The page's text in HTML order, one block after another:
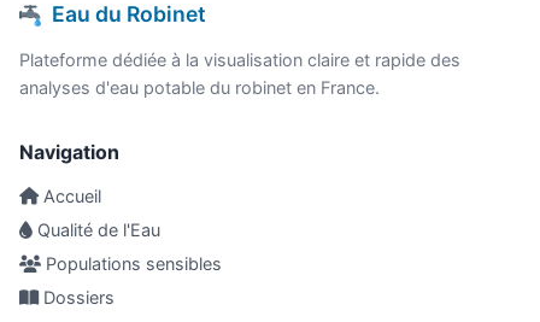
Eau du Robinet
Plateforme dédiée à la visualisation claire et rapide des
analyses d'eau potable du robinet en France.
Navigation
Accueil
Qualité de l'Eau
Populations sensibles
Dossiers